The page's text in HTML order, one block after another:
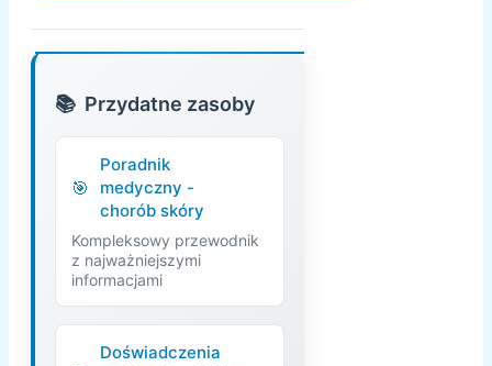
Przydatne zasoby
Poradnik
medyczny -
chorób skóry
Kompleksowy przewodnik
z najważniejszymi
informacjami
Doświadczenia